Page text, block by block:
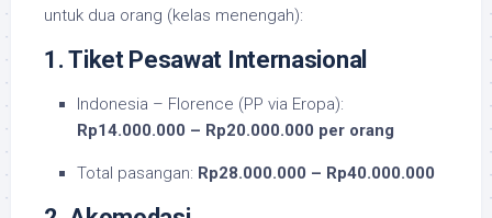
untuk dua orang (kelas menengah):
1. Tiket Pesawat Internasional
Indonesia – Florence (PP via Eropa):
Rp14.000.000 – Rp20.000.000 per orang
Total pasangan: Rp28.000.000 – Rp40.000.000